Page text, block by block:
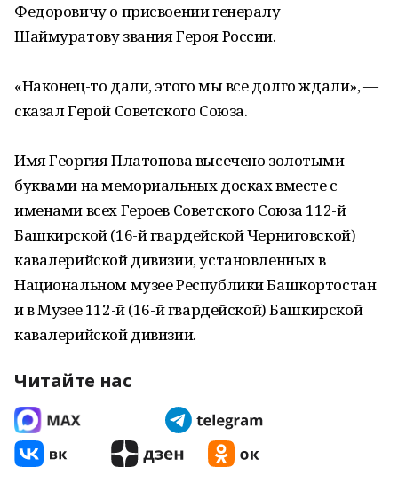
Федоровичу о присвоении генералу
Шаймуратову звания Героя России.
«Наконец-то дали, этого мы все долго ждали», —
сказал Герой Советского Союза.
Имя Георгия Платонова высечено золотыми
буквами на мемориальных досках вместе с
именами всех Героев Советского Союза 112-й
Башкирской (16-й гвардейской Черниговской)
кавалерийской дивизии, установленных в
Национальном музее Республики Башкортостан
и в Музее 112-й (16-й гвардейской) Башкирской
кавалерийской дивизии.
Читайте нас